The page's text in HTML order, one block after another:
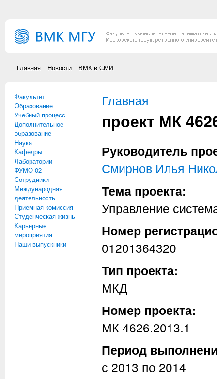
Главная Новости ВМК в СМИ
Факультет
Образование
Учебный процесс
Дополнительное
образование
Наука
Кафедры
Лаборатории
ФУМО 02
Сотрудники
Международная
деятельность
Приемная комиссия
Студенческая жизнь
Карьерные
мероприятия
Наши выпускники
Вы здесь
Главная
проект МК
Руководитель
Смирнов Илья
Тема проекта:
Управление
Номер
01201364320
Тип проекта:
МКД
Номер проекта:
МК 4626.2013.1
Период
с 2013 по 2014